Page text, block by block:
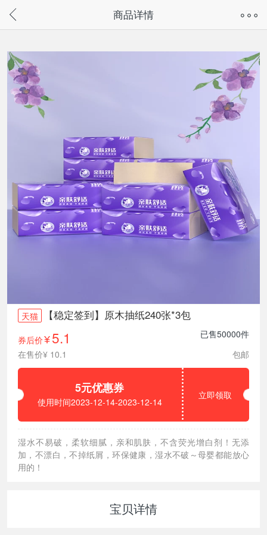
请通过微信或支付宝搜“奇兔客小程序”访问
商品详情
天猫 【稳定签到】原木抽纸240张*3包
券后价¥ 5.1
已售50000件
在售价¥ 10.1
包邮
5元优惠券
使用时间2023-12-14-2023-12-14
立即领取
湿水不易破，柔软细腻，亲和肌肤，不含荧光增白剂！无添
加，不漂白，不掉纸屑，环保健康，湿水不破～母婴都能放心
用的！
宝贝详情